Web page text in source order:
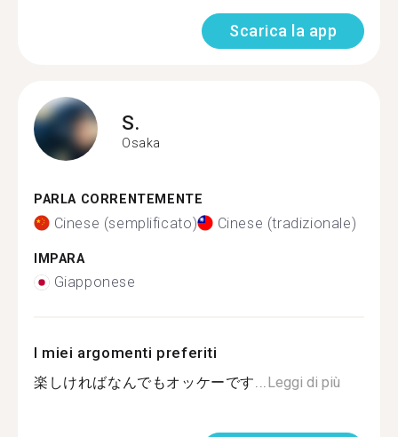
Scarica la app
S.
Osaka
PARLA CORRENTEMENTE
Cinese (semplificato) Cinese (tradizionale)
IMPARA
Giapponese
I miei argomenti preferiti
楽しければなんでもオッケーです...Leggi di più